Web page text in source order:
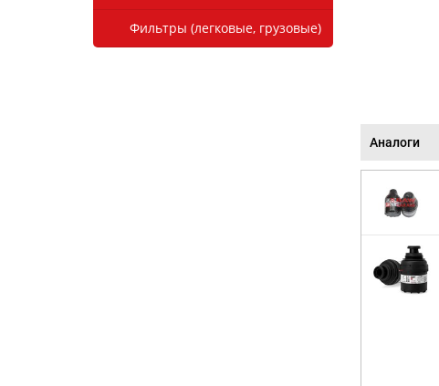
Фильтры (легковые, грузовые)
Аналоги